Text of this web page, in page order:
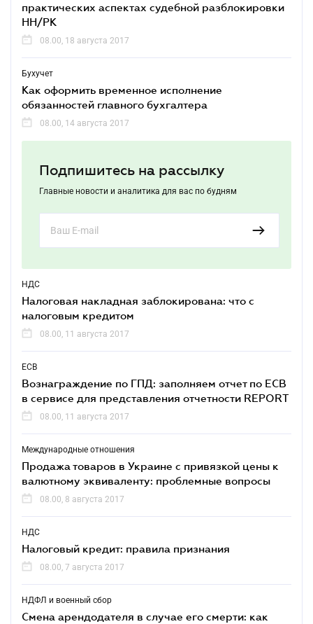
практических аспектах судебной разблокировки
НН/РК
08.00, 18 августа 2017
Бухучет
Как оформить временное исполнение
обязанностей главного бухгалтера
08.00, 14 августа 2017
Подпишитесь на рассылку
Главные новости и аналитика для вас по будням
НДС
Налоговая накладная заблокирована: что с
налоговым кредитом
08.00, 11 августа 2017
ЕСВ
Вознаграждение по ГПД: заполняем отчет по ЕСВ
в сервисе для представления отчетности REPORT
08.00, 11 августа 2017
Международные отношения
Продажа товаров в Украине с привязкой цены к
валютному эквиваленту: проблемные вопросы
08.00, 8 августа 2017
НДС
Налоговый кредит: правила признания
08.00, 7 августа 2017
НДФЛ и военный сбор
Смена арендодателя в случае его смерти: как